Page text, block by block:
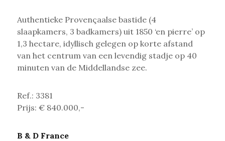
Authentieke Provençaalse bastide (4
slaapkamers, 3 badkamers) uit 1850 ‘en pierre’ op
1,3 hectare, idyllisch gelegen op korte afstand
van het centrum van een levendig stadje op 40
minuten van de Middellandse zee.
Ref.: 3381
Prijs: € 840.000,-
B & D France